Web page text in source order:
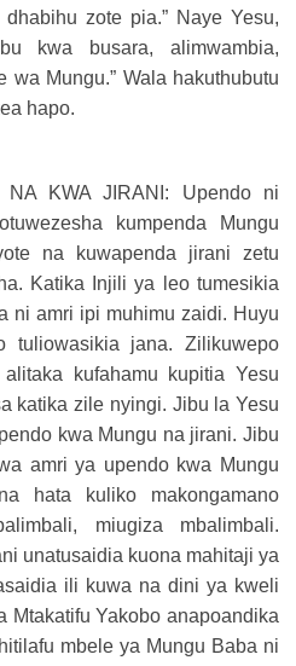
zote pia.” Naye Yesu,
kwa busara, alimwambia,
wa Mungu.” Wala hakuthubutu
hapo.
NA KWA JIRANI: Upendo ni
kumpenda Mungu
na kuwapenda jirani zetu
Katika Injili ya leo tumesikia
ni amri ipi muhimu zaidi. Huyu
tuliowasikia jana. Zilikuwepo
kufahamu kupitia Yesu
katika zile nyingi. Jibu la Yesu
kwa Mungu na jirani. Jibu
amri ya upendo kwa Mungu
hata kuliko makongamano
miugiza mbalimbali.
unatusaidia kuona mahitaji ya
ili kuwa na dini ya kweli
Mtakatifu Yakobo anapoandika
mbele ya Mungu Baba ni